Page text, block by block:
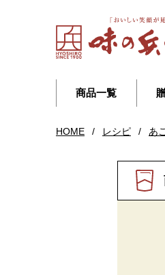
商品一覧
HOME / レシピ / あ